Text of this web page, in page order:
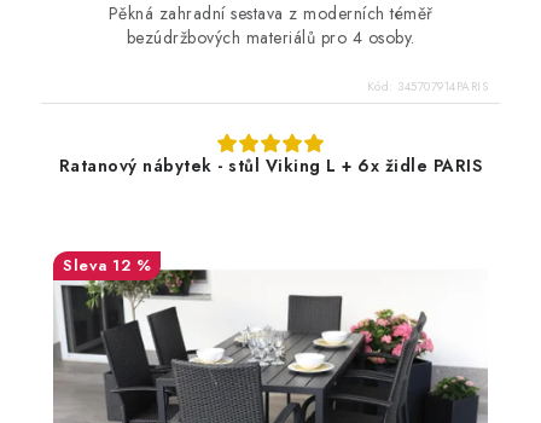
Pěkná zahradní sestava z moderních téměř
bezúdržbových materiálů pro 4 osoby.
Kód: 345707914PARIS
Ratanový nábytek - stůl Viking L + 6x židle PARIS
12 %